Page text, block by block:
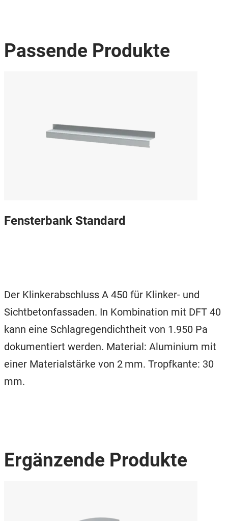
Passende Produkte
Fensterbank Standard
Der Klinkerabschluss A 450 für Klinker- und
Sichtbetonfassaden. In Kombination mit DFT 40
kann eine Schlagregendichtheit von 1.950 Pa
dokumentiert werden. Material: Aluminium mit
einer Materialstärke von 2 mm. Tropfkante: 30
mm.
Ergänzende Produkte